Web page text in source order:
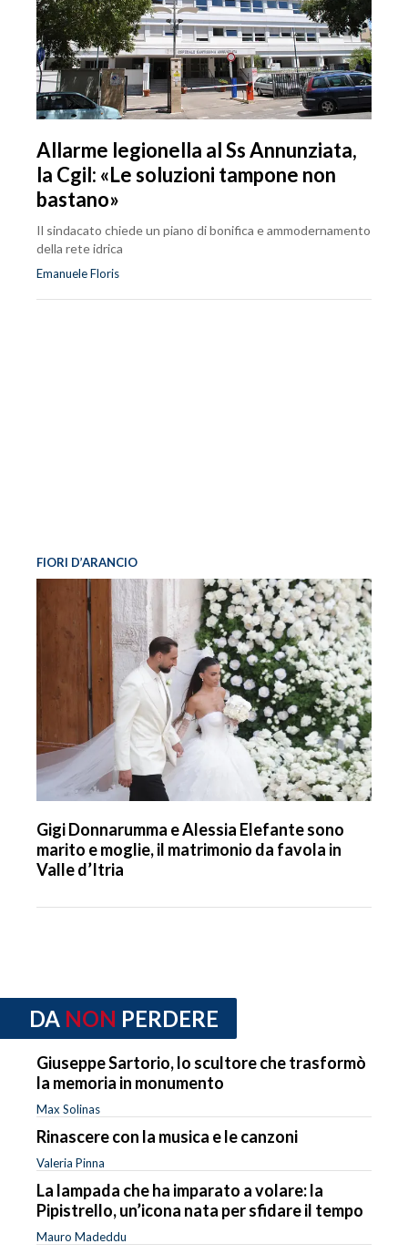
Allarme legionella al Ss Annunziata,
la Cgil: «Le soluzioni tampone non
bastano»
Il sindacato chiede un piano di bonifica e ammodernamento
della rete idrica
Emanuele Floris
FIORI D’ARANCIO
Gigi Donnarumma e Alessia Elefante sono
marito e moglie, il matrimonio da favola in
Valle d’Itria
DA NON PERDERE
Giuseppe Sartorio, lo scultore che trasformò
la memoria in monumento
Max Solinas
Rinascere con la musica e le canzoni
Valeria Pinna
La lampada che ha imparato a volare: la
Pipistrello, un’icona nata per sfidare il tempo
Mauro Madeddu